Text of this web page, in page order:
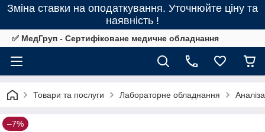
Зміна ставки на оподаткування. Уточнюйте ціну та
наявність !
✅ МедГруп - Сертифіковане медичне обладнання
Товари та послуги Лабораторне обладнання
–7%